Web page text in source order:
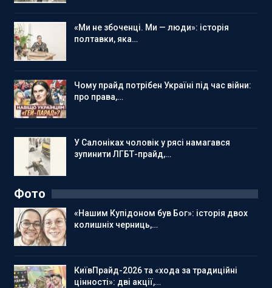
«Ми не збоченці. Ми — люди»: історія
полтавки, яка…
Чому прайд потрібен Україні під час війни:
про права,…
У Салоніках чоловік у рясі намагався
зупинити ЛГБТ-прайд,…
Фото
«Нашим Купідоном був Бог»: історія двох
колишніх черниць,…
КиївПрайд-2026 та «хода за традиційні
цінності»: дві акції,…